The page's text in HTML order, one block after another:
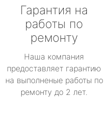
Гарантия на
работы по
ремонту
Наша компания
предоставляет гарантию
на выполненые работы по
ремонту до 2 лет.